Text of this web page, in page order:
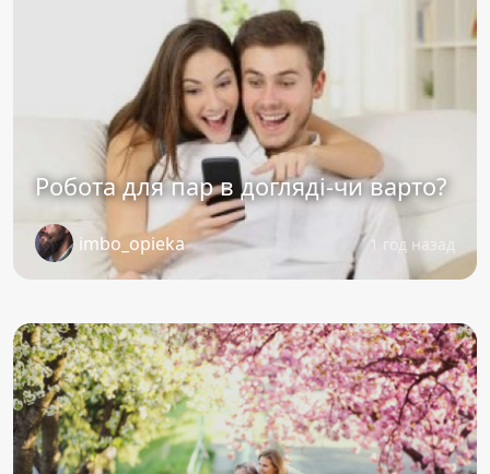
Робота для пар в догляді-чи варто?
imbo_opieka 1 год назад